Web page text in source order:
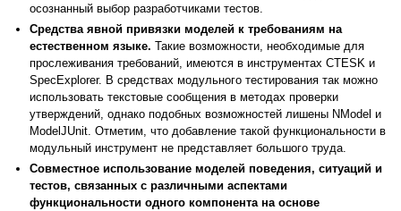
осознанный выбор разработчиками тестов.
Средства явной привязки моделей к требованиям на
естественном языке. Такие возможности, необходимые для
прослеживания требований, имеются в инструментах CTESK и
SpecExplorer. В средствах модульного тестирования так можно
использовать текстовые сообщения в методах проверки
утверждений, однако подобных возможностей лишены NModel и
ModelJUnit. Отметим, что добавление такой функциональности в
модульный инструмент не представляет большого труда.
Совместное использование моделей поведения, ситуаций и
тестов, связанных с различными аспектами
функциональности одного компонента на основе